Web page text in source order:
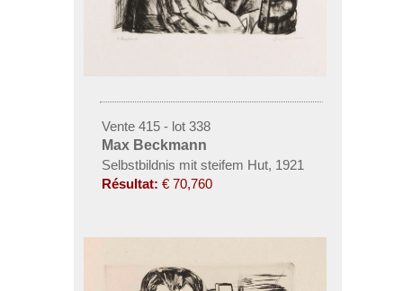
Vente 415 - lot 338
Max Beckmann
Selbstbildnis mit steifem Hut, 1921
Résultat: € 70,760